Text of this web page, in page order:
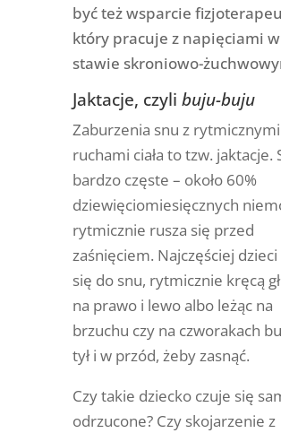
być też wsparcie
który pracuje z napięciami w
stawie skroniowo-
Jaktacje, czyli buju-buju
Zaburzenia snu z rytmicznymi
ruchami ciała to tzw. jaktacje.
bardzo częste – około 60%
dziewięciomiesięcznych
rytmicznie rusza się przed
zaśnięciem. Najczęściej dzieci
się do snu, rytmicznie kręcą
na prawo i lewo albo leżąc na
brzuchu czy na czworakach
tył i w przód, żeby zasnąć.
Czy takie dziecko czuje się
odrzucone? Czy skojarzenie z